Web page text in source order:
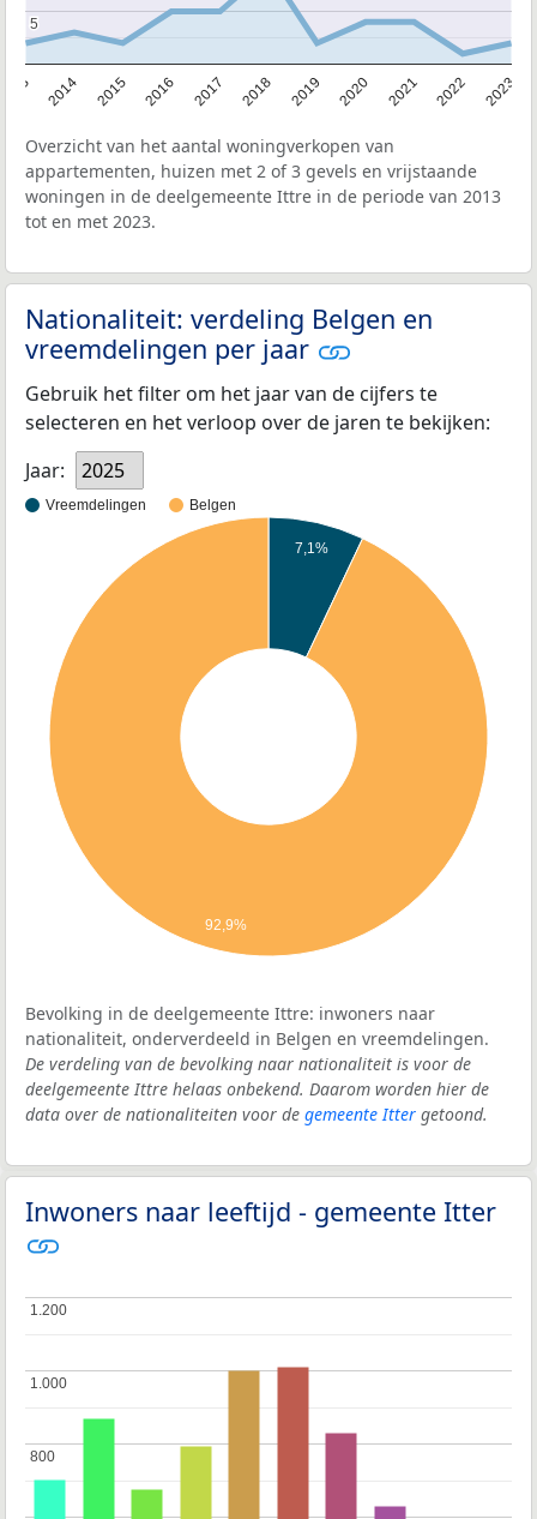
2014 2015 2016 2017 2018 2019 2020 2021 2022 2023
5
5
Overzicht van het aantal woningverkopen van
appartementen, huizen met 2 of 3 gevels en vrijstaande
woningen in de deelgemeente Ittre in de periode van 2013
tot en met 2023.
Nationaliteit: verdeling Belgen en
vreemdelingen per jaar
Gebruik het filter om het jaar van de cijfers te
selecteren en het verloop over de jaren te bekijken:
Jaar:
2025
Vreemdelingen Belgen
7,1%
92,9%
Bevolking in de deelgemeente Ittre: inwoners naar
nationaliteit, onderverdeeld in Belgen en vreemdelingen.
De verdeling van de bevolking naar nationaliteit is voor de
deelgemeente Ittre helaas onbekend. Daarom worden hier de
data over de nationaliteiten voor de gemeente Itter getoond.
Inwoners naar leeftijd - gemeente Itter
800
800
1.000
1.000
1.200
1.200